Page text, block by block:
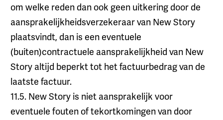
om welke reden dan ook geen uitkering door de
aansprakelijkheidsverzekeraar van New Story
plaatsvindt, dan is een eventuele
(buiten)contractuele aansprakelijkheid van New
Story altijd beperkt tot het factuurbedrag van de
laatste factuur.
11.5. New Story is niet aansprakelijk voor
eventuele fouten of tekortkomingen van door